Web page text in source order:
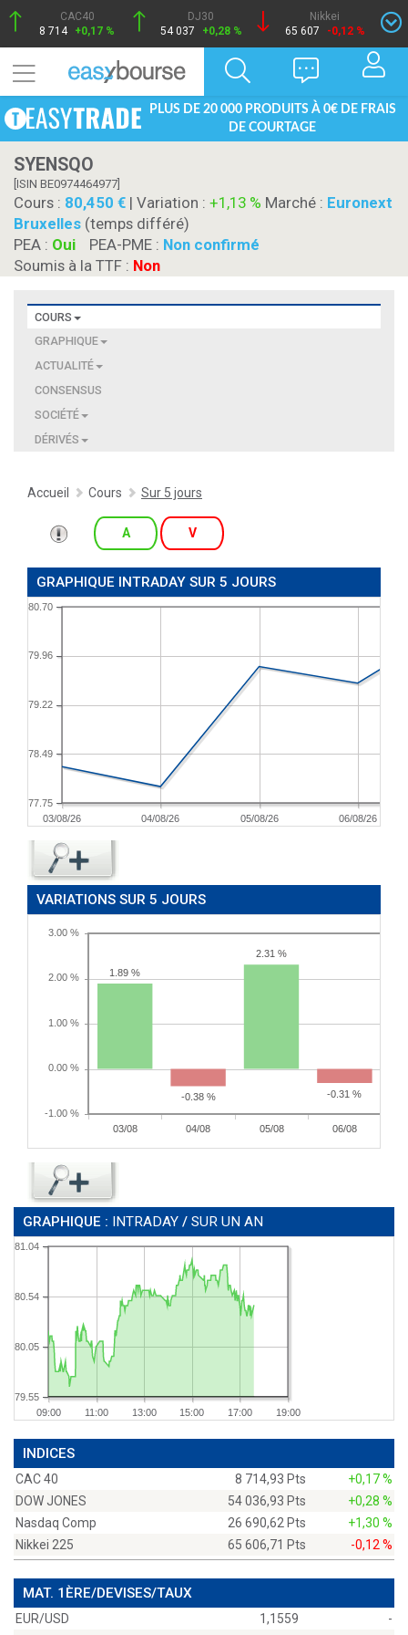
CAC40
8 714 +0,17 %
DJ30
54 037
+0,28 %
Nikkei
65 607
-0,12 %
PLUS DE 20 000 PRODUITS À 0€ DE FRAIS
DE COURTAGE
SYENSQO
[ISIN BE0974464977]
Cours : 80,450 | Variation : +1,13 % Marché : Euronext
Bruxelles (temps différé)
PEA : Oui PEA-PME : Non confirmé
Soumis à la TTF : Non
COURS
GRAPHIQUE
ACTUALITÉ
CONSENSUS
SOCIÉTÉ
DÉRIVÉS
Accueil Cours Sur 5 jours
A V
GRAPHIQUE INTRADAY SUR 5 JOURS
03/08/26 04/08/26 05/08/26 06/08/26
77.75
78.49
79.22
79.96
80.70
VARIATIONS SUR 5 JOURS
GRAPHIQUE : INTRADAY / SUR UN AN
09:00 11:00 13:00 15:00 17:00 19:00
79.55
80.05
80.54
81.04
INDICES
CAC 40 8 714,93 Pts
+0,17 %
DOW JONES
54 036,93 Pts
+0,28 %
Nasdaq Comp
26 690,62 Pts
+1,30 %
Nikkei 225
65 606,71 Pts -0,12 %
MAT. 1ÈRE/DEVISES/TAUX
EUR/USD 1,1559
-